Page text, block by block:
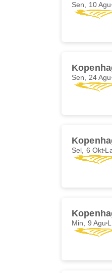
Sen, 10 Agu
Sen, 24 Agu
Sel, 6 Okt
Min, 9 Agu